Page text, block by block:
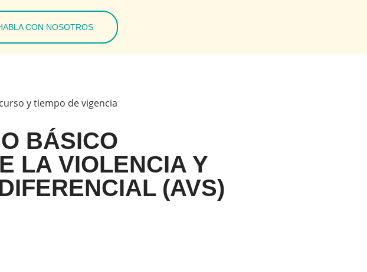
CON NOSOTROS
y tiempo de vigencia
BÁSICO
LA VIOLENCIA Y
(AVS)